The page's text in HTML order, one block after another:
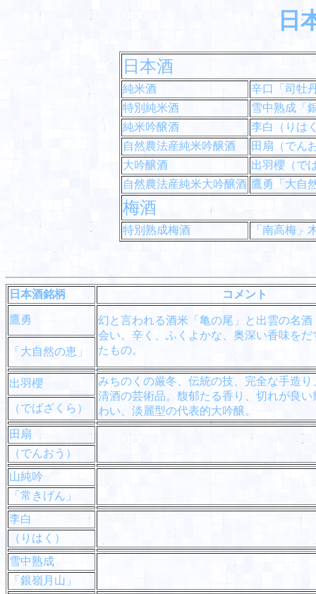
日
日本酒
純米酒
辛口「司牡
特別純米酒
雪中熟成「
純米吟醸酒
李白（りは
自然農法産純米吟醸酒
田扇（でん
大吟醸酒
出羽櫻（で
自然農法産純米大吟醸酒 鷹勇「大自
梅酒
特別熟成梅酒 「南高梅」
日本酒銘柄 コメント
鷹勇
幻と言われる酒米「亀の尾」と出雲の名酒
会い。辛く、ふくよかな、奥深い香味をだ
たもの。
「大自然の恵」
出羽櫻
みちのくの厳冬、伝統の技、完全な手造
清酒の芸術品。馥郁たる香り、切れが良い
わい、淡麗型の代表的大吟醸。
（でばざくら）
田扇
（でんおう）
山純吟
「常きげん」
李白
（りはく）
雪中熟成
「銀嶺月山」